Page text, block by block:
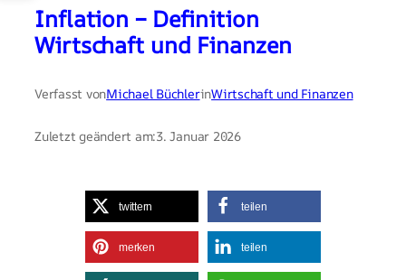
Inflation – Definition
Wirtschaft und Finanzen
Verfasst vonMichael BüchlerinWirtschaft und Finanzen
Zuletzt geändert am:3. Januar 2026
twittern teilen
merken teilen